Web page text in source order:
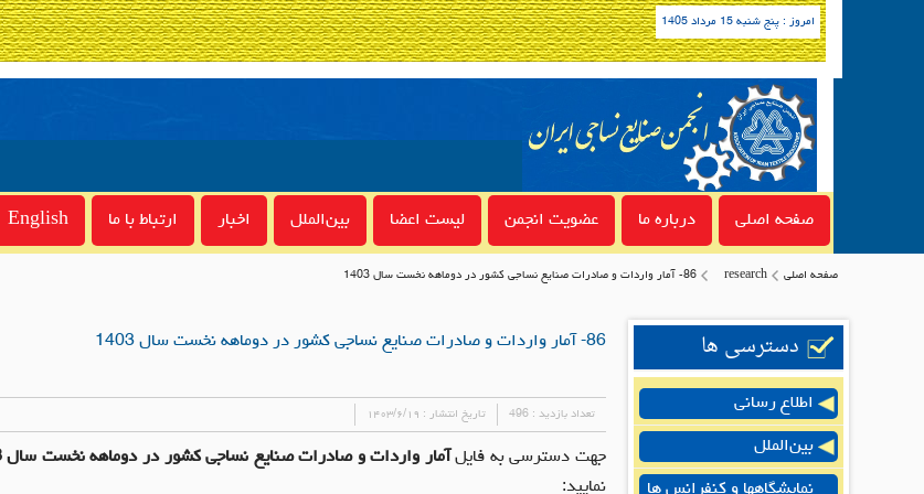
امروز : پنج شنبه 15 مرداد 1405
صفحه اصلی درباره ما عضویت انجمن لیست اعضا بین‌الملل اخبار ارتباط با ما English
صفحه اصلی research 86- آمار واردات و صادرات صنایع نساجی کشور در دوماهه نخست سال 1403
دسترسی ها
اطلاع رسانی
بین‌الملل
نمایشگاهها و کنفرانس ها
86- آمار واردات و صادرات صنایع نساجی کشور در دوماهه نخست سال 1403
تعداد بازدید : 496 تاریخ انتشار : ۱۴۰۳/۶/۱۹
جهت دسترسی به فایلآمار واردات و صادرات صنایع نساجی کشور در دوماهه نخست سال 1403
نمایید: